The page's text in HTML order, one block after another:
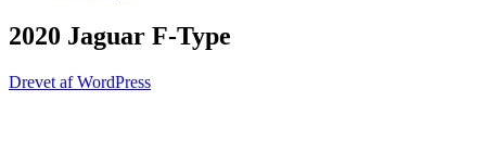
2020 Jaguar F-Type
Drevet af WordPress